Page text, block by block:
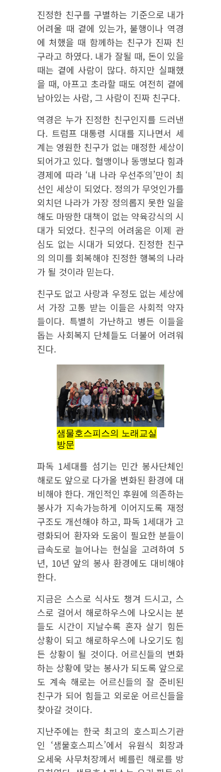
진정한 친구를 구별하는 기준으로 내가
어려울 때 곁에 있는가, 불행이나 역경
에 처했을 때 함께하는 친구가 진짜 친
구라고 하였다. 내가 잘될 때, 돈이 있을
때는 곁에 사람이 많다. 하지만 실패했
을 때, 아프고 초라할 때도 여전히 곁에
남아있는 사람, 그 사람이 진짜 친구다.
역경은 누가 진정한 친구인지를 드러낸
다. 트럼프 대통령 시대를 지나면서 세
계는 영원한 친구가 없는 매정한 세상이
되어가고 있다. 혈맹이나 동맹보다 힘과
경제에 따라 ‘내 나라 우선주의’만이 최
선인 세상이 되었다. 정의가 무엇인가를
외치던 나라가 가장 정의롭지 못한 일을
해도 마땅한 대책이 없는 약육강식의 시
대가 되었다. 친구의 어려움은 이제 관
심도 없는 시대가 되었다. 진정한 친구
의 의미를 회복해야 진정한 행복의 나라
가 될 것이라 믿는다.
친구도 없고 사랑과 우정도 없는 세상에
서 가장 고통 받는 이들은 사회적 약자
들이다. 특별히 가난하고 병든 이들을
돕는 사회복지 단체들도 더불어 어려워
진다.
샘물호스피스의 노래교실
방문
파독 1세대를 섬기는 민간 봉사단체인
해로도 앞으로 다가올 변화된 환경에 대
비해야 한다. 개인적인 후원에 의존하는
봉사가 지속가능하게 이어지도록 재정
구조도 개선해야 하고, 파독 1세대가 고
령화되어 환자와 도움이 필요한 분들이
급속도로 늘어나는 현실을 고려하여 5
년, 10년 앞의 봉사 환경에도 대비해야
한다.
지금은 스스로 식사도 챙겨 드시고, 스
스로 걸어서 해로하우스에 나오시는 분
들도 시간이 지날수록 혼자 살기 힘든
상황이 되고 해로하우스에 나오기도 힘
든 상황이 될 것이다. 어르신들의 변화
하는 상황에 맞는 봉사가 되도록 앞으로
도 계속 해로는 어르신들의 잘 준비된
친구가 되어 힘들고 외로운 어르신들을
찾아갈 것이다.
지난주에는 한국 최고의 호스피스기관
인 ‘샘물호스피스’에서 유원식 회장과
오세욱 사무처장께서 베를린 해로를 방